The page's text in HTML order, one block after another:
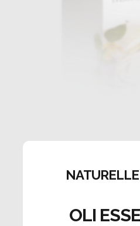
OLI